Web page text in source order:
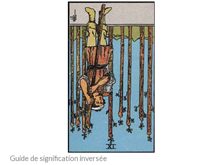
Guide de signification inversée